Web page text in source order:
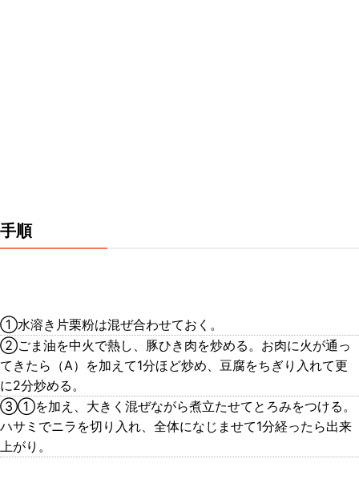
手順
①水溶き片栗粉は混ぜ合わせておく。
②ごま油を中火で熱し、豚ひき肉を炒める。お肉に火が通っ
てきたら（A）を加えて1分ほど炒め、豆腐をちぎり入れて更
に2分炒める。
③①を加え、大きく混ぜながら煮立たせてとろみをつける。
ハサミでニラを切り入れ、全体になじませて1分経ったら出来
上がり。